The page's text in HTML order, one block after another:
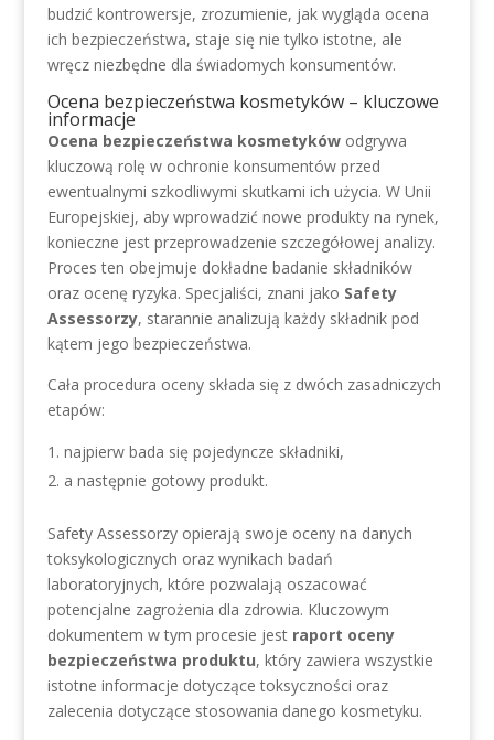
budzić kontrowersje, zrozumienie, jak wygląda ocena
ich bezpieczeństwa, staje się nie tylko istotne, ale
wręcz niezbędne dla świadomych konsumentów.
Ocena bezpieczeństwa kosmetyków – kluczowe
informacje
Ocena bezpieczeństwa kosmetykówodgrywa
kluczową rolę w ochronie konsumentów przed
ewentualnymi szkodliwymi skutkami ich użycia. W Unii
Europejskiej, aby wprowadzić nowe produkty na rynek,
konieczne jest przeprowadzenie szczegółowej analizy.
Proces ten obejmuje dokładne badanie składników
oraz ocenę ryzyka. Specjaliści, znani jako Safety
Assessorzy, starannie analizują każdy składnik pod
kątem jego bezpieczeństwa.
Cała procedura oceny składa się z dwóch zasadniczych
etapów:
najpierw bada się pojedyncze składniki,
a następnie gotowy produkt.
Safety Assessorzy opierają swoje oceny na danych
toksykologicznych oraz wynikach badań
laboratoryjnych, które pozwalają oszacować
potencjalne zagrożenia dla zdrowia. Kluczowym
dokumentem w tym procesie jest raport oceny
bezpieczeństwa produktu, który zawiera wszystkie
istotne informacje dotyczące toksyczności oraz
zalecenia dotyczące stosowania danego kosmetyku.